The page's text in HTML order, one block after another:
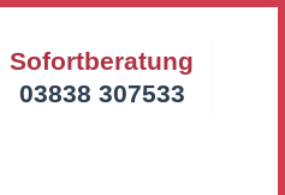
Sofortberatung
03838 307533